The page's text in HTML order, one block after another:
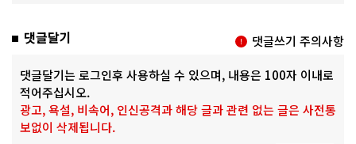
댓글달기 댓글쓰기 주의사항
댓글달기는 로그인후 사용하실 수 있으며, 내용은 100자 이내로
적어주십시오.
광고, 욕설, 비속어, 인신공격과 해당 글과 관련 없는 글은 사전통
보없이 삭제됩니다.